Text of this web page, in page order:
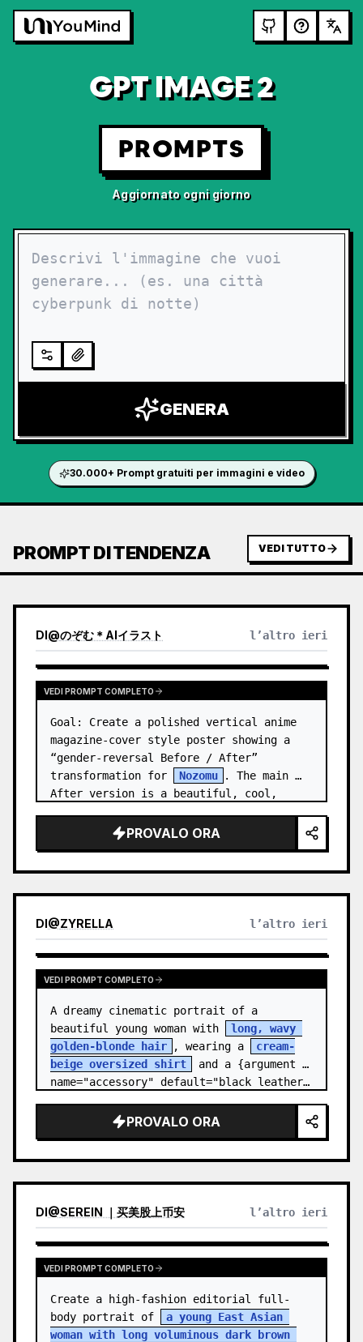
GPT IMAGE 2
PROMPTS
Aggiornato ogni giorno
GENERA
30.000+ Prompt gratuiti per immagini e video
PROMPT DI TENDENZA VEDI TUTTO
DI@のぞむ＊AIイラスト l’altro ieri
VEDI PROMPT COMPLETO
Goal: Create a polished vertical anime
magazine-cover style poster showing a
“gender-reversal Before / After”
transformation for
Nozomu
. The main
After version is a beautiful, cool,
PROVALO ORA
DI@ZYRELLA l’altro ieri
VEDI PROMPT COMPLETO
A dreamy cinematic portrait of a
beautiful young woman with
long, wavy
golden-blonde hair
, wearing a
cream-
beige oversized shirt
and a {argument
name="accessory" default="black leather…
PROVALO ORA
DI@SEREIN ｜买美股上币安 l’altro ieri
VEDI PROMPT COMPLETO
Create a high-fashion editorial full-
body portrait of
a young East Asian
woman with long voluminous dark brown